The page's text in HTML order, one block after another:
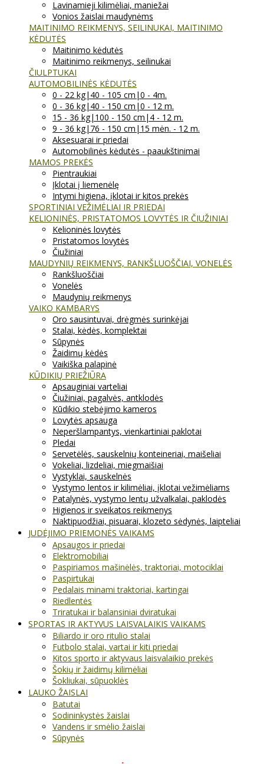
Lavinamieji kilimėliai, maniežai
Vonios žaislai maudynėms
MAITINIMO REIKMENYS, SEILINUKAI, MAITINIMO
KĖDUTĖS
Maitinimo kėdutės
Maitinimo reikmenys, seilinukai
ČIULPTUKAI
AUTOMOBILINĖS KĖDUTĖS
0 - 22 kg|40 - 105 cm|0 - 4m.
0 - 36 kg|40 - 150 cm|0 - 12 m.
15 - 36 kg|100 - 150 cm|4 - 12 m.
9 - 36 kg|76 - 150 cm|15 mėn. - 12 m.
Aksesuarai ir priedai
Automobilinės kėdutės - paaukštinimai
MAMOS PREKĖS
Pientraukiai
Įklotai į liemenėlę
Intymi higiena, įklotai ir kitos prekės
SPORTINIAI VEŽIMĖLIAI IR PRIEDAI
KELIONINĖS, PRISTATOMOS LOVYTĖS IR ČIUŽINIAI
Kelioninės lovytės
Pristatomos lovytės
Čiužiniai
MAUDYNIŲ REIKMENYS, RANKŠLUOŠČIAI, VONELĖS
Rankšluoščiai
Vonelės
Maudynių reikmenys
VAIKO KAMBARYS
Oro sausintuvai, drėgmės surinkėjai
Stalai, kėdės, komplektai
Sūpynės
Žaidimų kėdės
Vaikiška palapinė
KŪDIKIŲ PRIEŽIŪRA
Apsauginiai varteliai
Čiužiniai, pagalvės, antklodės
Kūdikio stebėjimo kameros
Lovytės apsauga
Neperšlampantys, vienkartiniai paklotai
Pledai
Servetėlės, sauskelnių konteineriai, maišeliai
Vokeliai, lizdeliai, miegmaišiai
Vystyklai, sauskelnės
Vystymo lentos ir kilimėliai, įklotai vežimėliams
Patalynės, vystymo lentų užvalkalai, paklodės
Higienos ir sveikatos reikmenys
Naktipuodžiai, pisuarai, klozeto sėdynės, laipteliai
JUDĖJIMO PRIEMONĖS VAIKAMS
Apsaugos ir priedai
Elektromobiliai
Paspiriamos mašinėlės, traktoriai, motociklai
Paspirtukai
Pedalais minami traktoriai, kartingai
Riedlentės
Triratukai ir balansiniai dviratukai
SPORTAS IR AKTYVUS LAISVALAIKIS VAIKAMS
Biliardo ir oro ritulio stalai
Futbolo stalai, vartai ir kiti priedai
Kitos sporto ir aktyvaus laisvalaikio prekės
Šokių ir žaidimų kilimėliai
Šokliukai, sūpuoklės
LAUKO ŽAISLAI
Batutai
Sodininkystės žaislai
Vandens ir smėlio žaislai
Sūpynės